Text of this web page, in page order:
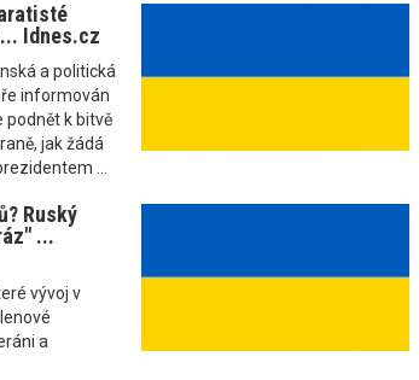
Idnes.cz
a politická
informován
podnět k bitvě
jak žádá
...
Ruský
...
vývoj v
a